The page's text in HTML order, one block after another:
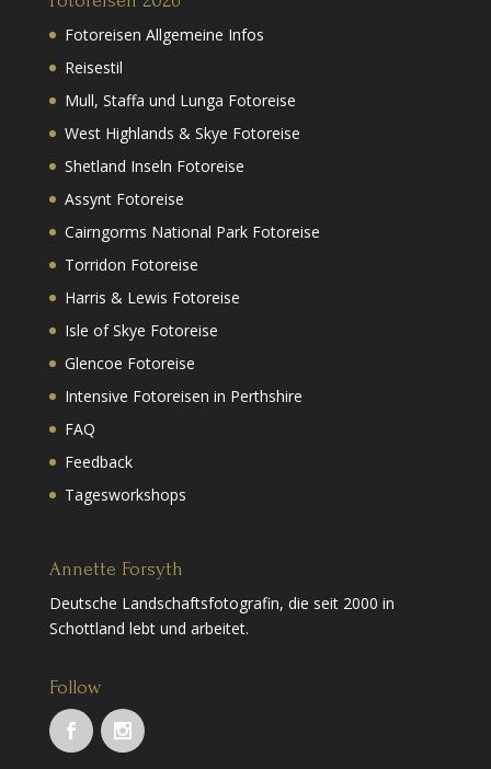
Fotoreisen Allgemeine Infos
Reisestil
Mull, Staffa und Lunga Fotoreise
West Highlands & Skye Fotoreise
Shetland Inseln Fotoreise
Assynt Fotoreise
Cairngorms National Park Fotoreise
Torridon Fotoreise
Harris & Lewis Fotoreise
Isle of Skye Fotoreise
Glencoe Fotoreise
Intensive Fotoreisen in Perthshire
FAQ
Feedback
Tagesworkshops
Annette Forsyth
Deutsche Landschaftsfotografin, die seit 2000 in
Schottland lebt und arbeitet.
Follow